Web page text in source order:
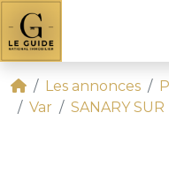
Les annonces
Var
SANARY SUR